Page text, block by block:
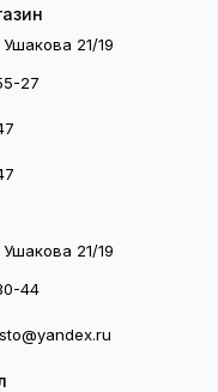
21/19
27
21/19
44